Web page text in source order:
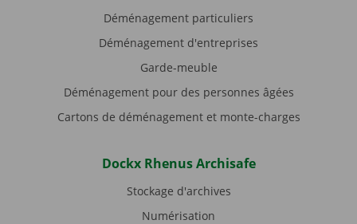
Déménagement particuliers
Déménagement d'entreprises
Garde-meuble
Déménagement pour des personnes âgées
Cartons de déménagement et monte-charges
Dockx Rhenus Archisafe
Stockage d'archives
Numérisation